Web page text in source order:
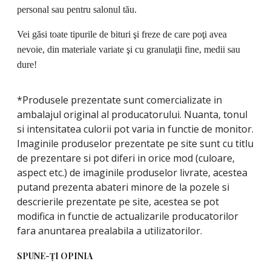
personal sau pentru salonul tău.
Vei găsi toate tipurile de bituri şi freze de care poţi avea
nevoie, din materiale variate şi cu granulaţii fine, medii sau
dure!
*Produsele prezentate sunt comercializate in
ambalajul original al producatorului. Nuanta, tonul
si intensitatea culorii pot varia in functie de monitor.
Imaginile produselor prezentate pe site sunt cu titlu
de prezentare si pot diferi in orice mod (culoare,
aspect etc.) de imaginile produselor livrate, acestea
putand prezenta abateri minore de la pozele si
descrierile prezentate pe site, acestea se pot
modifica in functie de actualizarile producatorilor
fara anuntarea prealabila a utilizatorilor.
SPUNE-ŢI OPINIA